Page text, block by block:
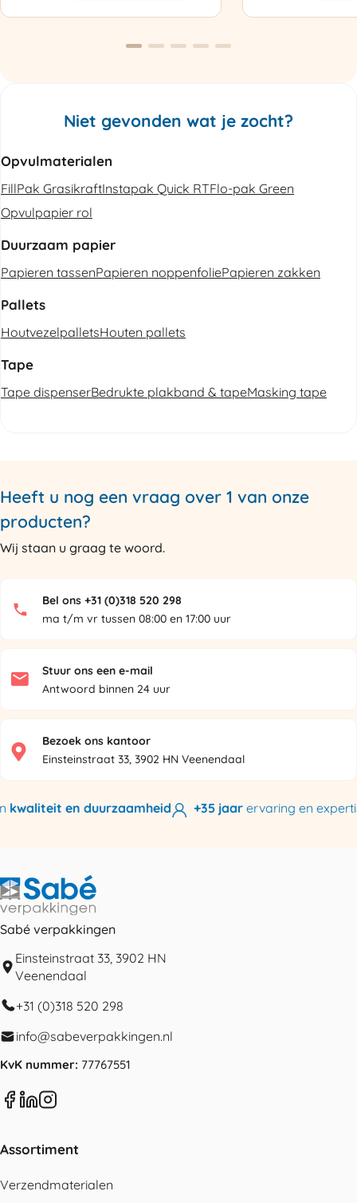
Refurbished
aantal
Niet gevonden wat je zocht?
Opvulmaterialen
FillPak GrasikraftInstapak Quick RTFlo-pak Green
Opvulpapier rol
Duurzaam papier
Papieren tassenPapieren noppenfoliePapieren zakken
Pallets
HoutvezelpalletsHouten pallets
Tape
Tape dispenserBedrukte plakband & tapeMasking tape
Heeft u nog een vraag over 1 van onze
producten?
Wij staan u graag te woord.
Bel ons +31 (0)318 520 298
ma t/m vr tussen 08:00 en 17:00 uur
Stuur ons een e-mail
Antwoord binnen 24 uur
Bezoek ons kantoor
Einsteinstraat 33, 3902 HN Veenendaal
kwaliteit en duurzaamheid +35 jaarervaring en
Sabé verpakkingen
Einsteinstraat 33, 3902 HN
Veenendaal
+31 (0)318 520 298
info@sabeverpakkingen.nl
KvK nummer: 77767551
Assortiment
Verzendmaterialen